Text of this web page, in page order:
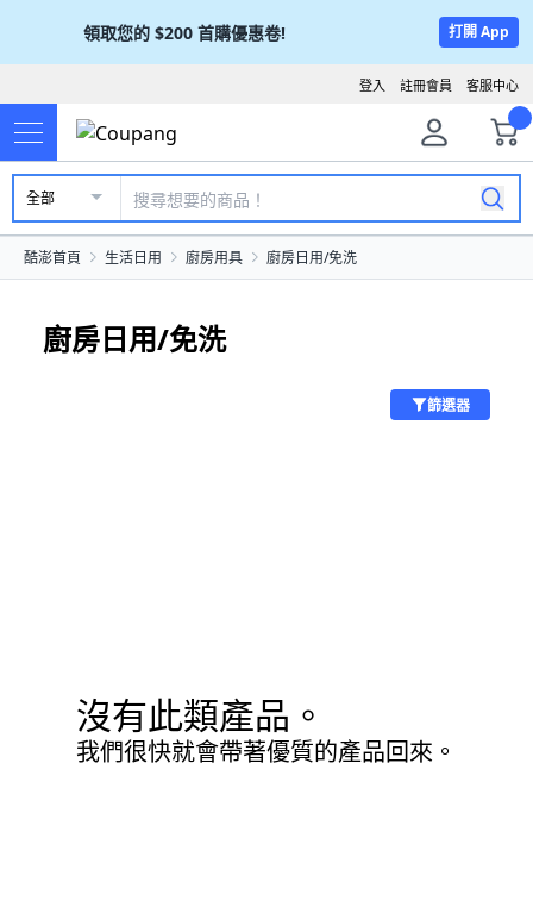
領取您的 $200 首購優惠卷! 打開 App
客服中心
註冊會員
登入
全部
酷澎首頁 生活日用 廚房用具 廚房日用/免洗
廚房日用/免洗
篩選器
沒有此類產品。
我們很快就會帶著優質的產品回來。